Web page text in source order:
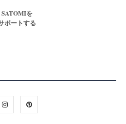
SATOMIを
ポートする